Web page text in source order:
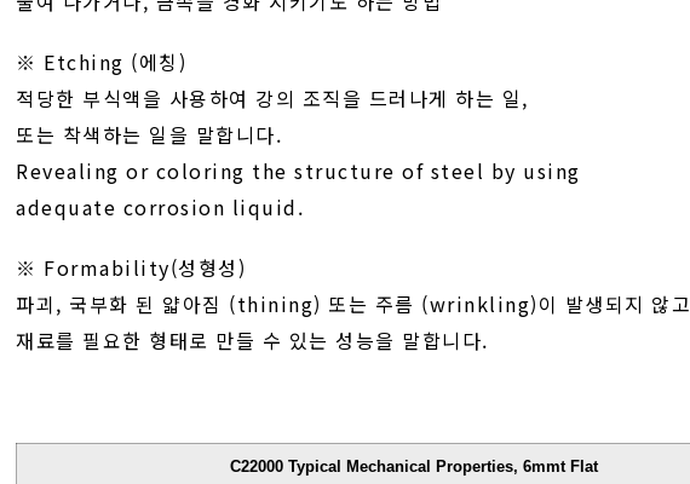
※ Etching (에칭)
적당한 부식액을 사용하여 강의 조직을 드러나게 하는 일,
또는 착색하는 일을 말합니다.
Revealing or coloring the structure of steel by using
adequate corrosion liquid.
※ Formability(성형성)
파괴, 국부화 된 얇아짐 (thining) 또는 주름 (wrinkling)이 발생되지 않고
재료를 필요한 형태로 만들 수 있는 성능을 말합니다.
C22000 Typical Mechanical Properties, 6mmt Flat